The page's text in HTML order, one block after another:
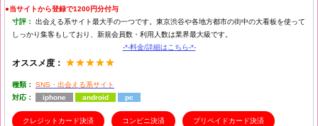
●当サイトから登録で1200円分付与
寸評：
出会える系サイト最大手の一つです。東京渋谷や各地方都市の街中の大看板を使って
しっかり集客もしており、新規会員数・利用人数は業界最大級です。
-*-料金/詳細はこちら-*-
オススメ度： ★★★★★
種類：
SNS・出会える系サイト
対応：
iphone android pc
クレジットカード決済 コンビニ決済 プリペイドカード決済